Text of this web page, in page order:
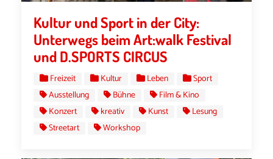
Kultur und Sport in der City:
Unterwegs beim Art:walk Festival
und D.SPORTS CIRCUS
Freizeit Kultur Leben
Sport
Ausstellung
Bühne
Film & Kino
Konzert
kreativ Kunst
Lesung
Streetart
Workshop